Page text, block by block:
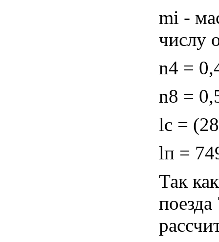
mi -
числу
n4 =
n8 =
lс =
lп =
Так